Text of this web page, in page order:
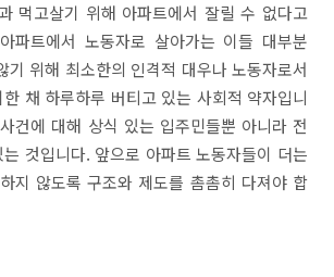
먹고살기 위해 아파트에서 잘릴 수 없다고
파트에서 노동자로 살아가는 이들 대부분
기 위해 최소한의 인격적 대우나 노동자로서
채 하루하루 버티고 있는 사회적 약자입니
건에 대해 상식 있는 입주민들뿐 아니라 전
것입니다. 앞으로 아파트 노동자들이 더는
지 않도록 구조와 제도를 촘촘히 다져야 합